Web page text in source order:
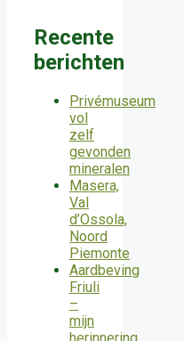
Recente
berichten
Privémuseum
vol
zelf
gevonden
mineralen
Masera,
Val
d’Ossola,
Noord
Piemonte
Aardbeving
Friuli
–
mijn